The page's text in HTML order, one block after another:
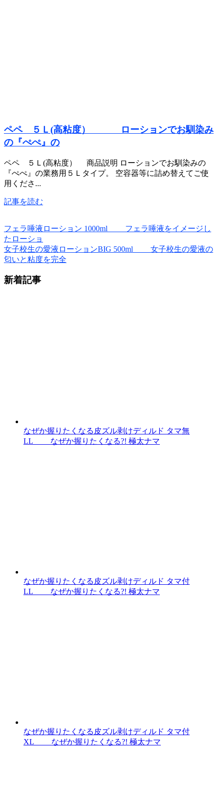
ペペ ５Ｌ(高粘度） ローションでお馴染み
の『ぺぺ』の
ペペ ５Ｌ(高粘度） 商品説明 ローションでお馴染みの
『ぺぺ』の業務用５Ｌタイプ。 空容器等に詰め替えてご使
用くださ...
記事を読む
フェラ唾液ローション 1000ml フェラ唾液をイメージし
たローショ
女子校生の愛液ローションBIG 500ml 女子校生の愛液の
匂いと粘度を完全
新着記事
なぜか握りたくなる皮ズル剥けディルド タマ無
LL なぜか握りたくなる?! 極太ナマ
なぜか握りたくなる皮ズル剥けディルド タマ付
LL なぜか握りたくなる?! 極太ナマ
なぜか握りたくなる皮ズル剥けディルド タマ付
XL なぜか握りたくなる?! 極太ナマ